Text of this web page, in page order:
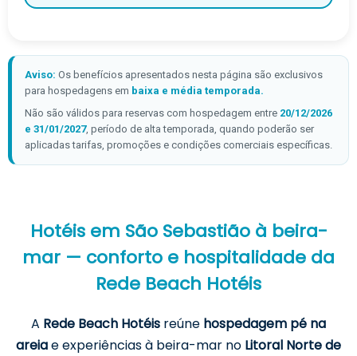
Aviso: Os benefícios apresentados nesta página são exclusivos
para hospedagens em baixa e média temporada.
Não são válidos para reservas com hospedagem entre 20/12/2026
e 31/01/2027, período de alta temporada, quando poderão ser
aplicadas tarifas, promoções e condições comerciais específicas.
Hotéis em São Sebastião à beira-
mar — conforto e hospitalidade da
Rede Beach Hotéis
A Rede Beach Hotéis reúne hospedagem pé na
areiae experiências à beira-mar no Litoral Norte de